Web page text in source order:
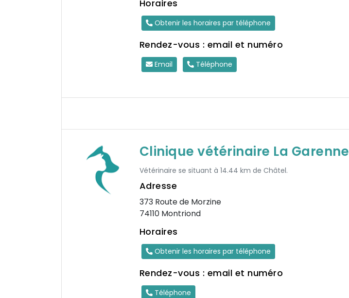
Horaires
Obtenir les horaires par téléphone
Rendez-vous : email et numéro
Email Téléphone
Clinique vétérinaire La Garenne
Vétérinaire se situant à 14.44 km de Châtel.
Adresse
373 Route de Morzine
74110 Montriond
Horaires
Obtenir les horaires par téléphone
Rendez-vous : email et numéro
Téléphone